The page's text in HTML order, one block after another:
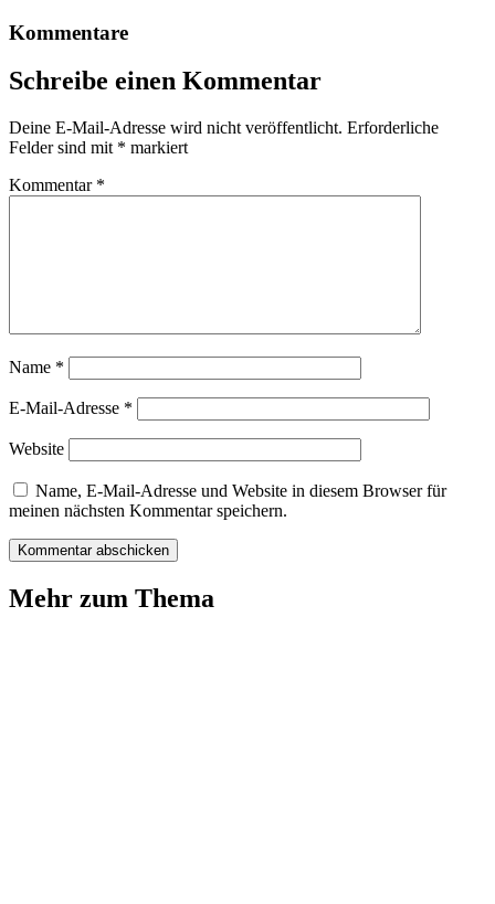
Kommentare
Schreibe einen Kommentar
Deine E-Mail-Adresse wird nicht veröffentlicht. Erforderliche
Felder sind mit * markiert
Kommentar *
Name *
E-Mail-Adresse *
Website
Name, E-Mail-Adresse und Website in diesem Browser für
meinen nächsten Kommentar speichern.
Mehr zum Thema